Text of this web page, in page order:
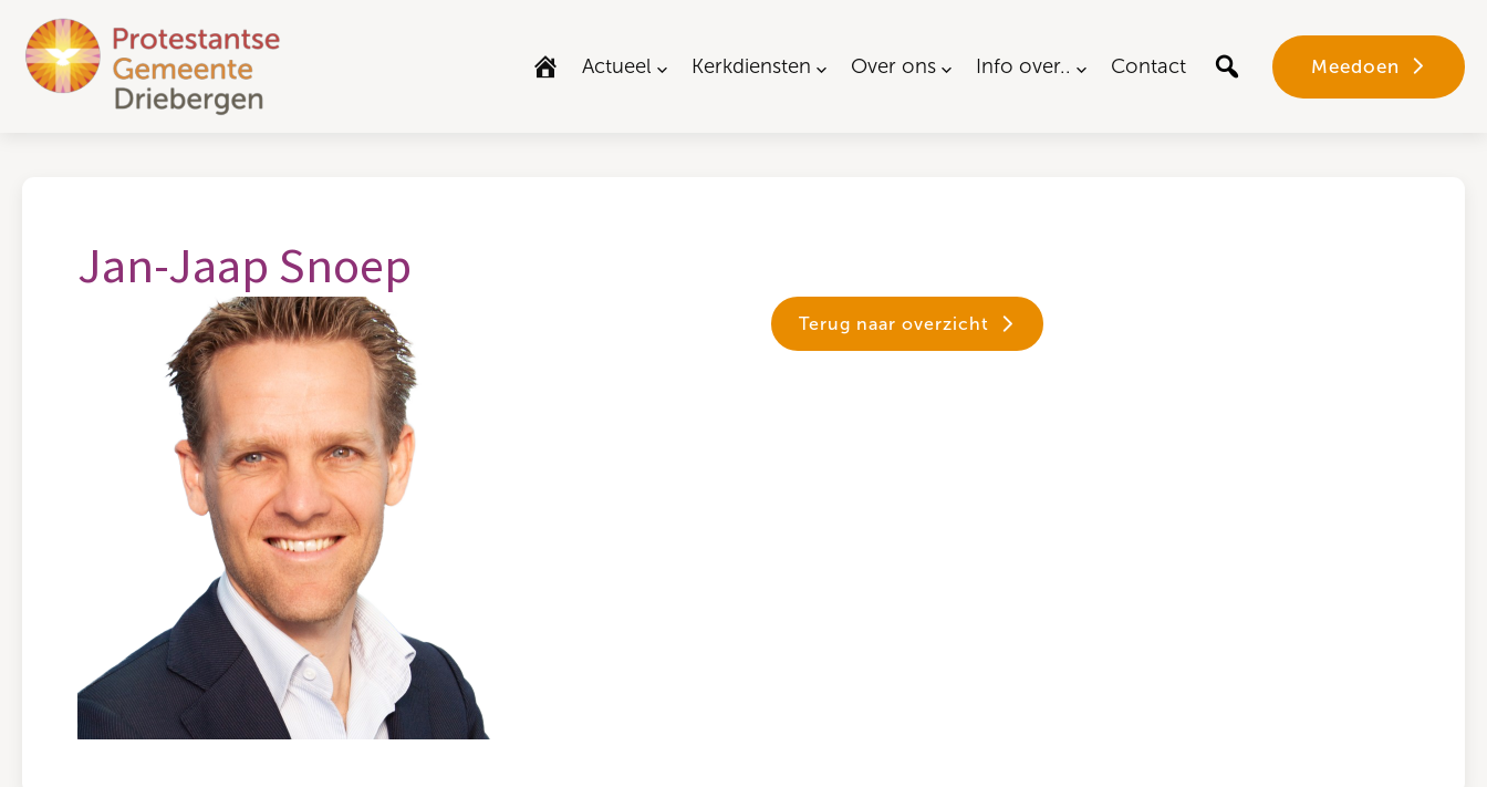
Actueel Kerkdiensten Over ons Info over.. Contact Meedoen
Jan-Jaap Snoep
Terug naar overzicht